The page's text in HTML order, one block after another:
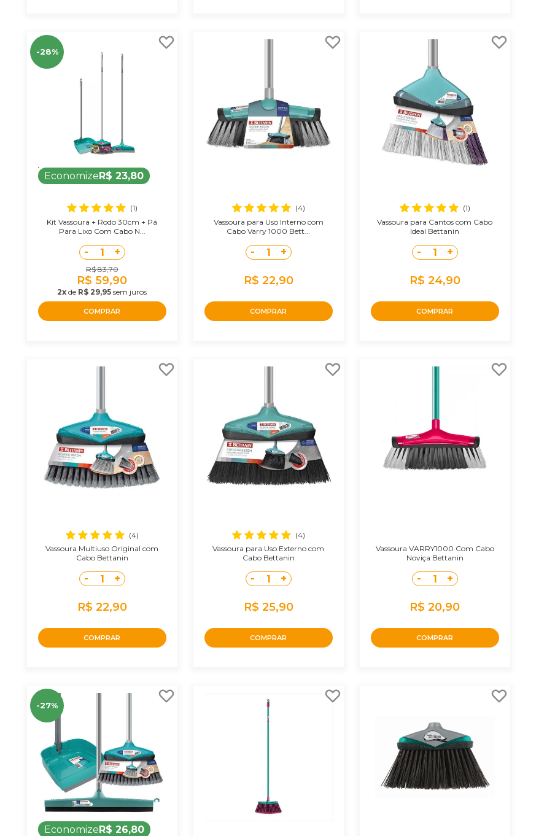
-28%
EconomizeR$ 23,80
(1)
Kit Vassoura + Rodo 30cm + Pá
Para Lixo Com Cabo N...
- 1 +
R$ 83,70
R$ 59,90
2x de R$ 29,95 sem juros
COMPRAR
(4)
Vassoura para Uso Interno com
Cabo Varry 1000 Bett...
- 1 +
R$ 22,90
COMPRAR
(1)
Vassoura para Cantos com Cabo
Ideal Bettanin
- 1 +
R$ 24,90
COMPRAR
(4)
Vassoura Multiuso Original com
Cabo Bettanin
- 1 +
R$ 22,90
COMPRAR
(4)
Vassoura para Uso Externo com
Cabo Bettanin
- 1 +
R$ 25,90
COMPRAR
Vassoura VARRY1000 Com Cabo
Noviça Bettanin
- 1 +
R$ 20,90
COMPRAR
-27%
EconomizeR$ 26,80